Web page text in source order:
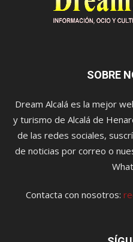
SOBRE
Dream Alcalá es la mejor
y turismo de Alcalá de
de las redes sociales,
de noticias por correo o
Contacta con nosotros: